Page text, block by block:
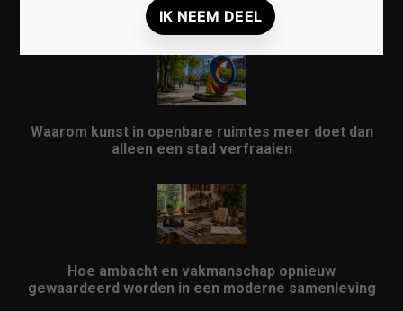
om Nederland opnieuw te ontdekken
Waarom kunst in openbare ruimtes meer doet dan
alleen een stad verfraaien
Hoe ambacht en vakmanschap opnieuw
gewaardeerd worden in een moderne samenleving